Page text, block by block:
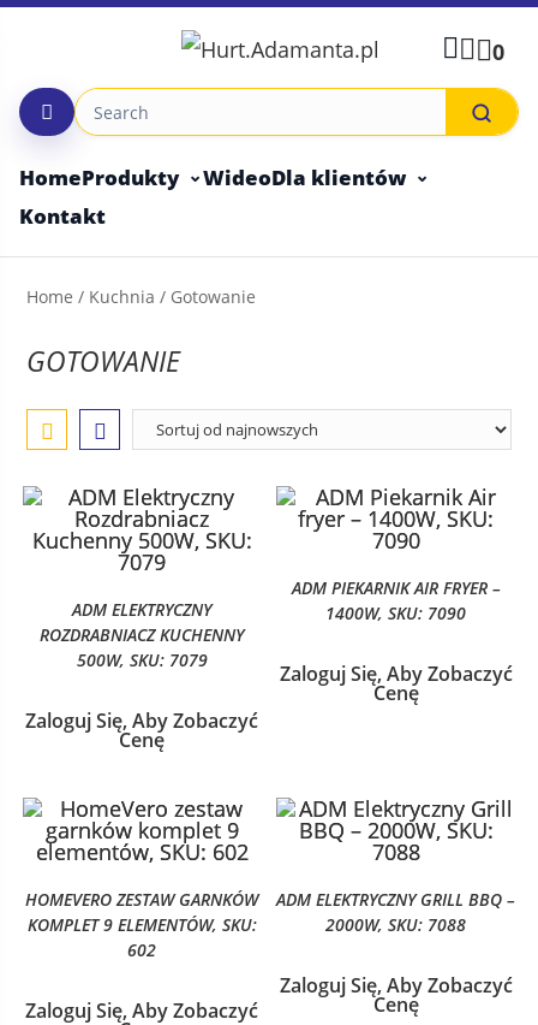
Skip
0
HomeProdukty WideoDla klientów
Kontakt
Home / Kuchnia / Gotowanie
GOTOWANIE
ADM ELEKTRYCZNY
ROZDRABNIACZ KUCHENNY
500W, SKU: 7079
Zaloguj Się, Aby Zobaczyć
Cenę
ADM PIEKARNIK AIR FRYER –
1400W, SKU: 7090
Zaloguj Się, Aby Zobaczyć
Cenę
HOMEVERO ZESTAW GARNKÓW
KOMPLET 9 ELEMENTÓW, SKU:
602
Zaloguj Się, Aby Zobaczyć
ADM ELEKTRYCZNY GRILL BBQ –
2000W, SKU: 7088
Zaloguj Się, Aby Zobaczyć
Cenę